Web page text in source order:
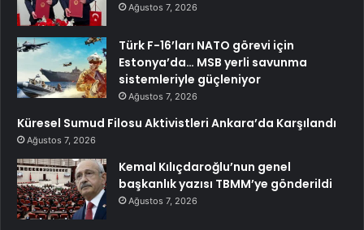
Ağustos 7, 2026
Türk F-16’ları NATO görevi için
Estonya’da… MSB yerli savunma
sistemleriyle güçleniyor
Ağustos 7, 2026
Küresel Sumud Filosu Aktivistleri Ankara’da Karşılandı
Ağustos 7, 2026
Kemal Kılıçdaroğlu’nun genel
başkanlık yazısı TBMM’ye gönderildi
Ağustos 7, 2026